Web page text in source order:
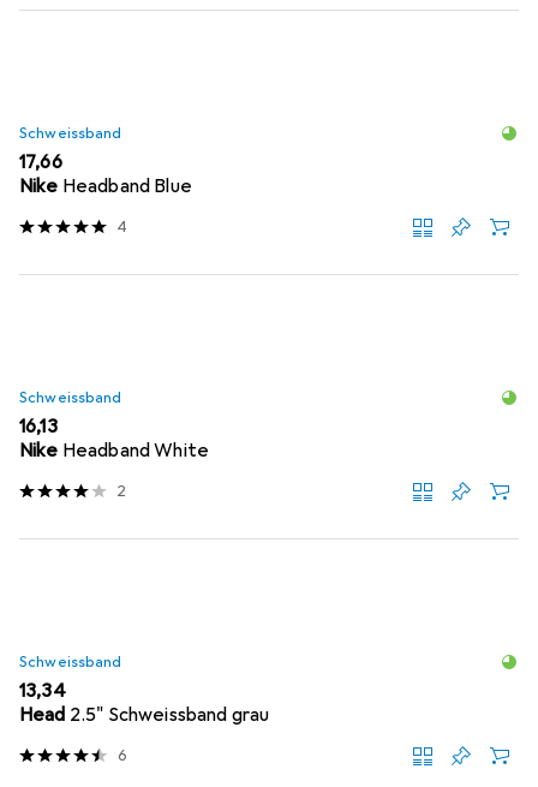
Schweissband
EUR
17,66
Nike Headband Blue
4
Schweissband
EUR
16,13
Nike Headband White
2
Schweissband
EUR
13,34
Head 2.5" Schweissband grau
6